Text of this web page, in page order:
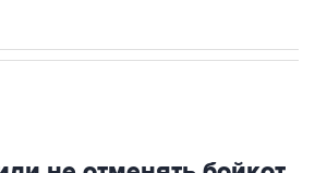
не отменять бойкот
под эгидой ФИФА